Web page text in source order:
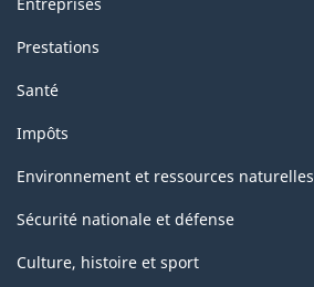
Entreprises
Prestations
Santé
Impôts
Environnement et ressources naturelles
Sécurité nationale et défense
Culture, histoire et sport